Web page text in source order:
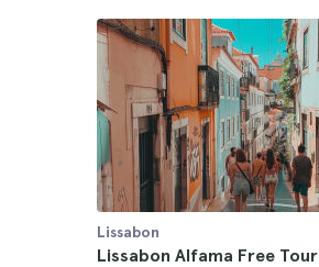
Lissabon
Lissabon Alfama Free Tour